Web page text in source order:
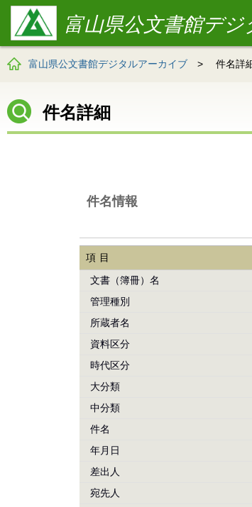
富山県公文書館デ
富山県公文書館デジタルアーカイブ > 件名詳
件名詳細
件名情報
項目
文書（簿冊）名
管理種別
所蔵者名
資料区分
時代区分
大分類
中分類
件名
年月日
差出人
宛先人